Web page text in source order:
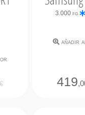
3.000 fg
añadir
419